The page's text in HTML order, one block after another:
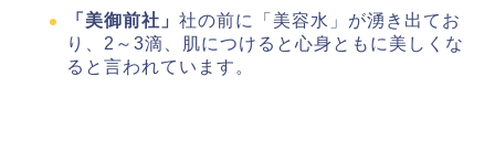
「美御前社」 社の前に「美容水」が湧き出てお
り、2～3滴、肌につけると心身ともに美しくな
ると言われています。